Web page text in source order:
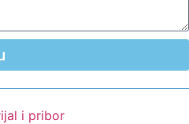
i pribor